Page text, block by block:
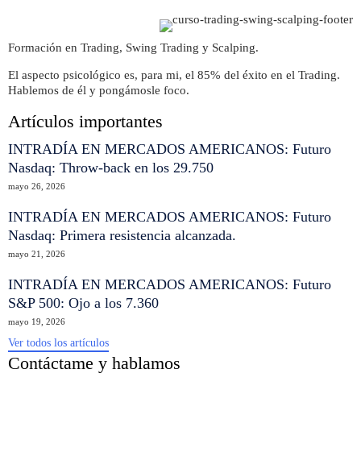
Formación en Trading, Swing Trading y Scalping.
El aspecto psicológico es, para mi, el 85% del éxito en el Trading.
Hablemos de él y pongámosle foco.
Artículos importantes
INTRADÍA EN MERCADOS AMERICANOS: Futuro
Nasdaq: Throw-back en los 29.750
mayo 26, 2026
INTRADÍA EN MERCADOS AMERICANOS: Futuro
Nasdaq: Primera resistencia alcanzada.
mayo 21, 2026
INTRADÍA EN MERCADOS AMERICANOS: Futuro
S&P 500: Ojo a los 7.360
mayo 19, 2026
Ver todos los artículos
Contáctame y hablamos